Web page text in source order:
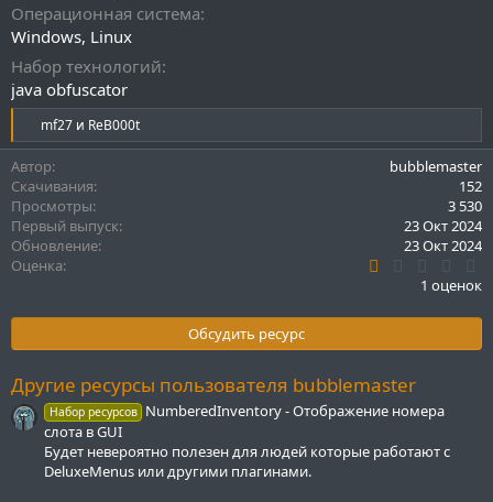
Операционная система
Windows Linux
Набор технологий
java obfuscator
Р
е
к
ц
и
и
:
mf27 и ReB000t
Автор
bubblemaster
Скачивания
152
Просмотры
3 530
Первый выпуск
23 Окт 2024
Обновление
23 Окт 2024
Оценка
0
0
в
1 оценок
Обсудить ресурс
Другие ресурсы пользователя bubblemaster
Набор ресурсов NumberedInventory - Отображение номера
слота в GUI
Будет невероятно полезен для людей которые работают с
DeluxeMenus или другими плагинами.